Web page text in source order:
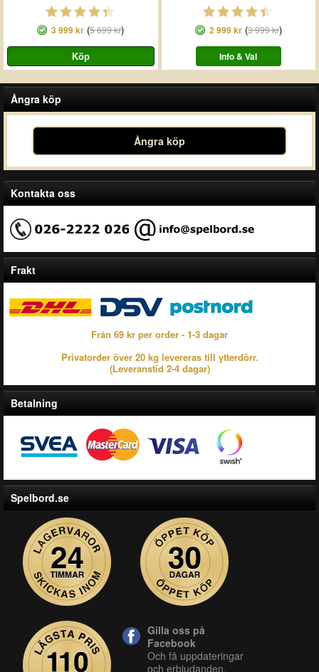
3 999 kr (5 699 kr) 2 999 kr(3 999 kr)
Info & Val
Ångra köp
Ångra köp
Kontakta oss
Frakt
Från 69 kr per order - 1-3 dagar
Privatorder över 20 kg levereras till ytterdörr.
(Leveranstid 2-4 dagar)
Betalning
Spelbord.se
Gilla oss på
Facebook
Och få uppdateringar
och erbjudanden.